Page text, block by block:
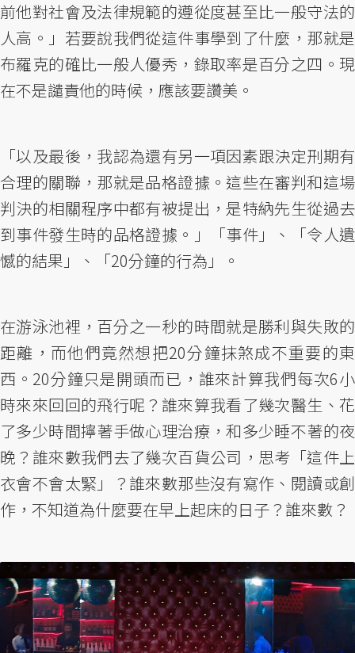
前他對社會及法律規範的遵從度甚至比一般守法的
人高。」若要說我們從這件事學到了什麼，那就是
布羅克的確比一般人優秀，錄取率是百分之四。現
在不是譴責他的時候，應該要讚美。
「以及最後，我認為還有另一項因素跟決定刑期有
合理的關聯，那就是品格證據。這些在審判和這場
判決的相關程序中都有被提出，是特納先生從過去
到事件發生時的品格證據。」「事件」、「令人遺
憾的結果」、「20分鐘的行為」。
在游泳池裡，百分之一秒的時間就是勝利與失敗的
距離，而他們竟然想把20分鐘抹煞成不重要的東
西。20分鐘只是開頭而已，誰來計算我們每次6小
時來來回回的飛行呢？誰來算我看了幾次醫生、花
了多少時間擰著手做心理治療，和多少睡不著的夜
晚？誰來數我們去了幾次百貨公司，思考「這件上
衣會不會太緊」？誰來數那些沒有寫作、閱讀或創
作，不知道為什麼要在早上起床的日子？誰來數？